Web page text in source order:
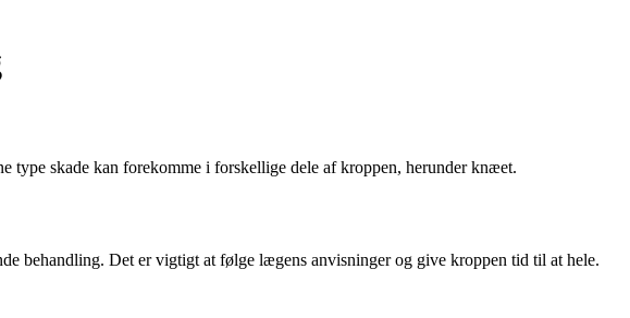
type skade kan forekomme i forskellige dele af kroppen, herunder knæet.
behandling. Det er vigtigt at følge lægens anvisninger og give kroppen tid til at hele.